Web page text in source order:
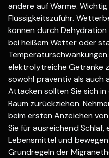
andere auf Wärme.
Flüssigkeitszufuhr.
können durch
bei heißem Wetter oder
elektrolytreiche Getränke
sowohl präventiv als auch
Attacken sollten Sie sich
Raum zurückziehen.
beim ersten Anzeichen
Sie für ausreichend Schlaf,
Lebensmittel und
Grundregeln der